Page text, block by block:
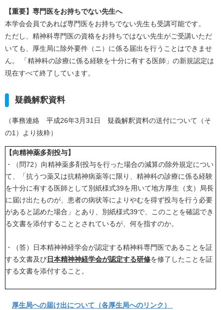
【重要】専門医をお持ちでない先生へ
本学会会員であれば専門医をお持ちでない先生も受講可能です。
ただし、精神科専門医の資格をお持ちではない先生がご受講いただ
いても、厚生局に除外要件（ニ）に係る届出を行うことはできませ
ん。 「精神科の診療に係る経験を十分に有する医師」の新規認定は
現在すべて終了しています。
疑義解釈資料
（事務連絡 平成26年3月31日 疑義解釈資料の送付について（そ
の1）より抜粋）
【向精神薬多剤投与】
・（問72）向精神薬多剤投与を行った場合の減算の除外規定につい
て、「抗うつ薬又は抗精神病薬等に限り、精神科の診療に係る経験
を十分に有する医師として別紙様式39を用いて地方厚生（支）局長
に届け出たものが、患者の病状等によりやむを得ず投与を行う必要
があると認めた場合」とあり、別紙様式39で、このことを確認でき
る文書を添付することとされているが、何を指すのか。
・（答）日本精神神経学会が認定する精神科専門医であることを証
する文書及び日本精神神経学会が認定する研修を修了したことを証
する文書を添付すること。
厚生局への届け出について（各厚生局へのリンク）